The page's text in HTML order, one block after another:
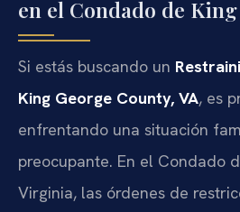
en el Condado de
Si estás buscando un
King George County, VA, es
enfrentando una situación
preocupante. En el Condado
Virginia, las órdenes de